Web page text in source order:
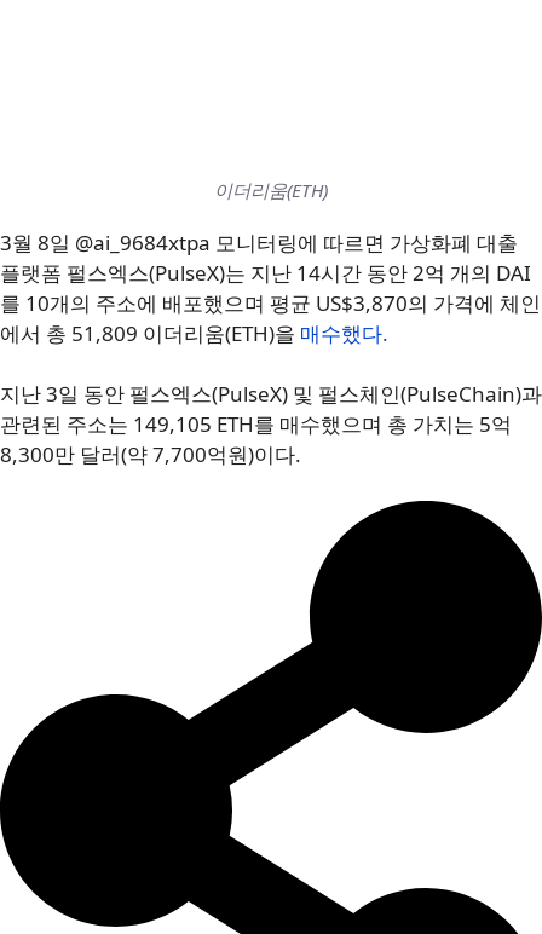
이더리움(ETH)
3월 8일 @ai_9684xtpa 모니터링에 따르면 가상화폐 대출
플랫폼 펄스엑스(PulseX)는 지난 14시간 동안 2억 개의 DAI
를 10개의 주소에 배포했으며 평균 US$3,870의 가격에 체인
에서 총 51,809 이더리움(ETH)을 매수했다.
지난 3일 동안 펄스엑스(PulseX) 및 펄스체인(PulseChain)과
관련된 주소는 149,105 ETH를 매수했으며 총 가치는 5억
8,300만 달러(약 7,700억원)이다.